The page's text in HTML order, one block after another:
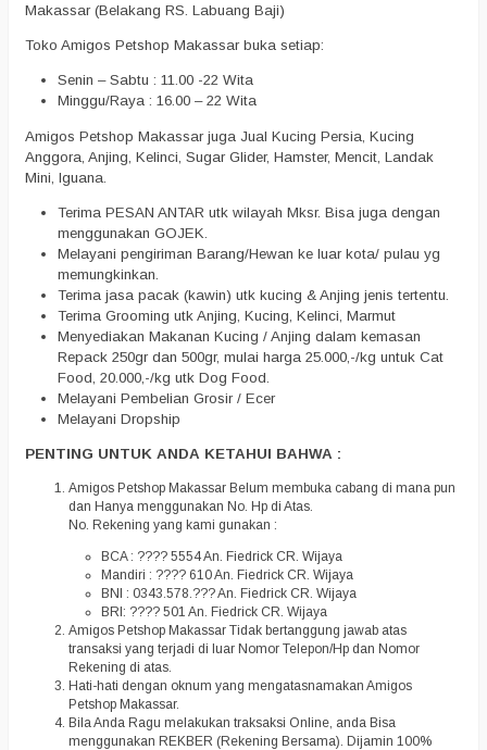
Makassar (Belakang RS. Labuang Baji)
Toko Amigos Petshop Makassar buka setiap:
Senin – Sabtu : 11.00 -22 Wita
Minggu/Raya : 16.00 – 22 Wita
Amigos Petshop Makassar juga Jual Kucing Persia, Kucing
Anggora, Anjing, Kelinci, Sugar Glider, Hamster, Mencit, Landak
Mini, Iguana.
Terima PESAN ANTAR utk wilayah Mksr. Bisa juga dengan
menggunakan GOJEK.
Melayani pengiriman Barang/Hewan ke luar kota/ pulau yg
memungkinkan.
Terima jasa pacak (kawin) utk kucing & Anjing jenis tertentu.
Terima Grooming utk Anjing, Kucing, Kelinci, Marmut
Menyediakan Makanan Kucing / Anjing dalam kemasan
Repack 250gr dan 500gr, mulai harga 25.000,-/kg untuk Cat
Food, 20.000,-/kg utk Dog Food.
Melayani Pembelian Grosir / Ecer
Melayani Dropship
PENTING UNTUK ANDA KETAHUI BAHWA :
Amigos Petshop Makassar Belum membuka cabang di mana pun
dan Hanya menggunakan No. Hp di Atas.
No. Rekening yang kami gunakan :
BCA : ???? 5554 An. Fiedrick CR. Wijaya
Mandiri : ???? 610 An. Fiedrick CR. Wijaya
BNI : 0343.578.??? An. Fiedrick CR. Wijaya
BRI: ???? 501 An. Fiedrick CR. Wijaya
Amigos Petshop Makassar Tidak bertanggung jawab atas
transaksi yang terjadi di luar Nomor Telepon/Hp dan Nomor
Rekening di atas.
Hati-hati dengan oknum yang mengatasnamakan Amigos
Petshop Makassar.
Bila Anda Ragu melakukan traksaksi Online, anda Bisa
menggunakan REKBER (Rekening Bersama). Dijamin 100%